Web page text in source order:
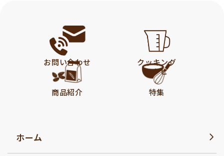
お問い合わせ
クッキング
レシピ
商品紹介
特集
ホーム